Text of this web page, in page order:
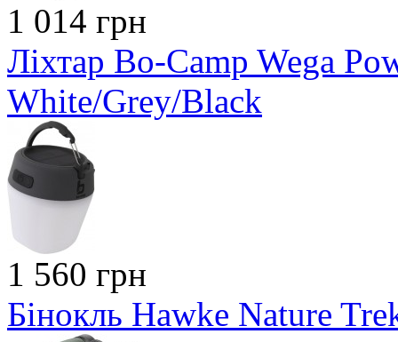
1 014 грн
Ліхтар Bo-Camp Wega
White/Grey/Black
1 560 грн
Бінокль Hawke Nature